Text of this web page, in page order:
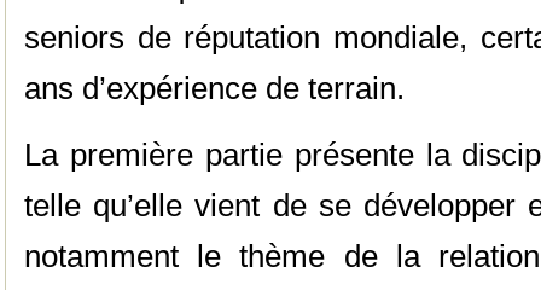
seniors de réputation mondiale,
ans d’expérience de terrain.
La première partie présente la
telle qu’elle vient de se développer
notamment le thème de la